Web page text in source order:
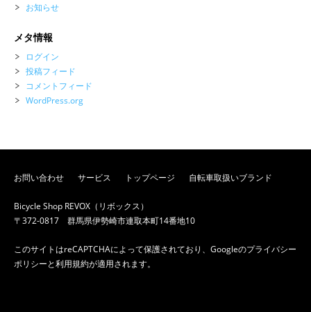
お知らせ
メタ情報
ログイン
投稿フィード
コメントフィード
WordPress.org
お問い合わせ サービス トップページ 自転車取扱いブランド
Bicycle Shop REVOX（リボックス）
〒372-0817 群馬県伊勢崎市連取本町14番地10
このサイトはreCAPTCHAによって保護されており、Googleのプライバシー
ポリシーと利用規約が適用されます。